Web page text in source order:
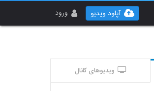
ورود آپلود ویدیو
ویدیوهای کانال